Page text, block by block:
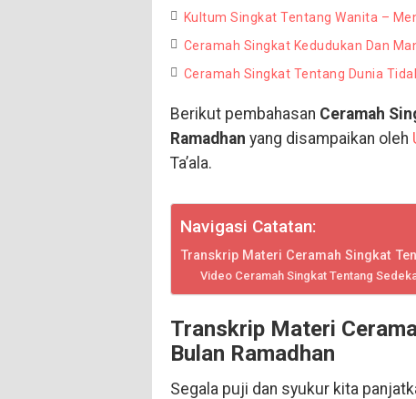
Kultum Singkat Tentang Wanita –
Ceramah Singkat Kedudukan Dan
Ceramah Singkat Tentang Dunia
Berikut pembahasan Ceramah
Ramadhan yang disampaikan oleh
Ta’ala.
Navigasi Catatan:
Transkrip Materi Ceramah Singkat
Video Ceramah Singkat Tentang
Transkrip Materi
Bulan Ramadhan
Segala puji dan syukur kita